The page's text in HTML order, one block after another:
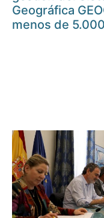
Geográfica
menos de